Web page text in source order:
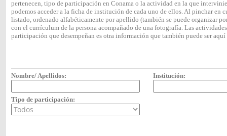
pertenecen, tipo de participación en Conama o la actividad en la que
podemos acceder a la ficha de institución de cada uno de ellos. Al pinchar en
listado, ordenado alfabéticamente por apellido (también se puede organizar
con el currículum de la persona acompañado de una fotografía. Las
participación que desempeñan es otra información que también puede ser
Nombre/ Apellidos: Institución:
Tipo de participación: